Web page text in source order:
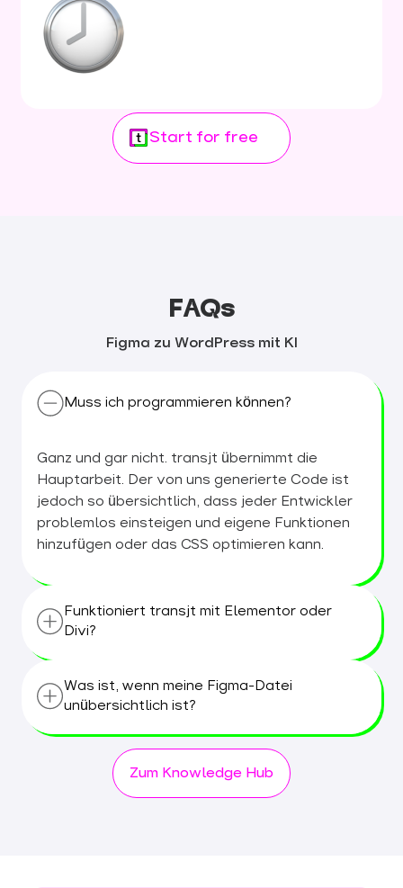
Start for free
FAQs
Figma zu WordPress mit KI
Muss ich programmieren können?
Ganz und gar nicht. transjt übernimmt die
Hauptarbeit. Der von uns generierte Code ist
jedoch so übersichtlich, dass jeder Entwickler
problemlos einsteigen und eigene Funktionen
hinzufügen oder das CSS optimieren kann.
Funktioniert transjt mit Elementor oder
Divi?
Erstellung eines nativen, leistungsstarken
Themes den Einsatz umfangreicher Page-
Builder-Tools überflüssig zu machen. Der Code
lässt sich jedoch in die meisten Arbeitsabläufe
integrieren.
Was ist, wenn meine Figma-Datei
unübersichtlich ist?
Verwendung der automatischen Layout-
Funktion von Figma. Auch wenn Ihre Datei
Zum Knowledge Hub